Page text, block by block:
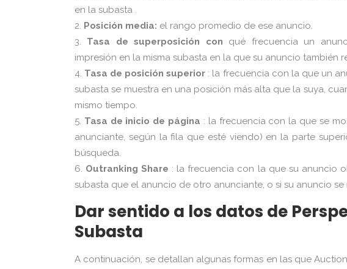
en la subasta .
Posición media: el rango promedio de ese anuncio.
Tasa de superposición con qué frecuencia un
impresión en la misma subasta en la que su anuncio también
Tasa de posición superior : la frecuencia con la que un
subasta se muestra en una posición más alta que la suya,
mismo tiempo.
Tasa de inicio de página : la frecuencia con la que se
anunciante, según la fila que esté viendo) en la parte
búsqueda.
Outranking Share : la frecuencia con la que su anuncio
subasta que el anuncio de otro anunciante, o si su anuncio
Dar sentido a los datos de
Subasta
A continuación, se detallan algunas formas en las que